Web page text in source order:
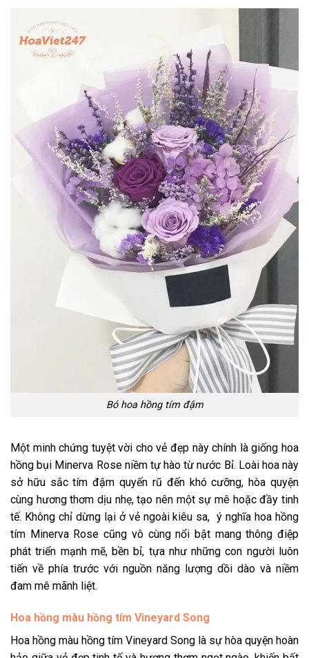
Bó hoa hồng tím đậm
Một minh chứng tuyệt vời cho vẻ đẹp này chính là giống hoa
hồng bụi Minerva Rose niềm tự hào từ nước Bỉ. Loài hoa này
sở hữu sắc tím đậm quyến rũ đến khó cưỡng, hòa quyện
cùng hương thơm dịu nhẹ, tạo nên một sự mê hoặc đầy tinh
tế. Không chỉ dừng lại ở vẻ ngoài kiêu sa,ý nghĩa hoa hồng
tím Minerva Rose cũng vô cùng nổi bật mang thông điệp
phát triển mạnh mẽ, bền bỉ, tựa như những con người luôn
tiến về phía trước với nguồn năng lượng dồi dào và niềm
đam mê mãnh liệt.
Hoa hồng màu hồng tím Vineyard Song
Hoa hồng màu hồng tím Vineyard Song là sự hòa quyện hoàn